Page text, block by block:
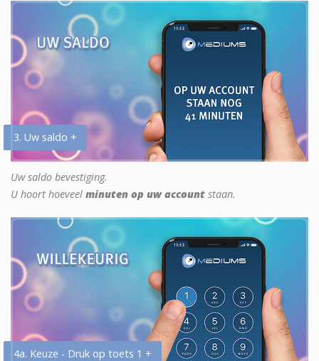
3. Uw saldo +
Uw saldo bevestiging.
U hoort hoeveel minuten op uw account staan.
4a. Keuze - Druk op toets 1 +